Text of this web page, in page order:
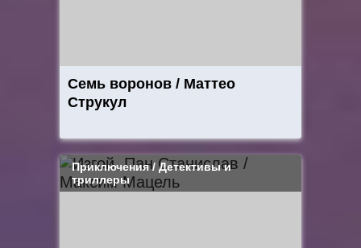
Семь воронов / Маттео
Струкул
Приключения / Детективы и
триллеры